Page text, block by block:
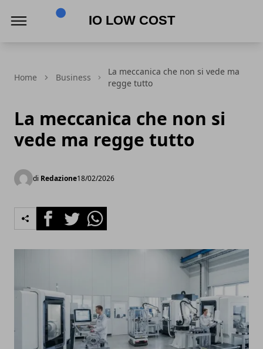
Home Business
La meccanica che non si vede ma
regge tutto
La meccanica che non si
vede ma regge tutto
di Redazione18/02/2026
FacebookTwitterWhatsapp